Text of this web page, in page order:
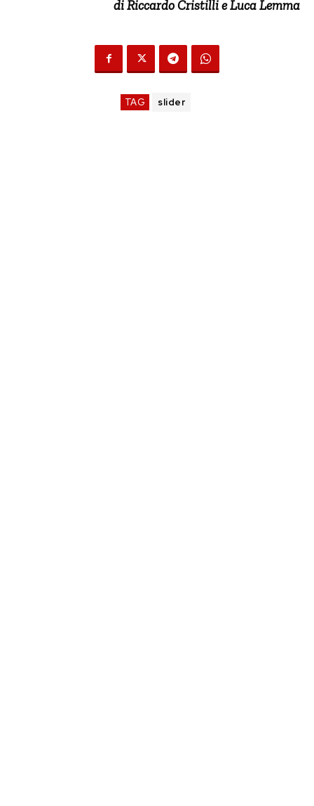
di Riccardo Cristilli e Luca Lemma
TAG slider